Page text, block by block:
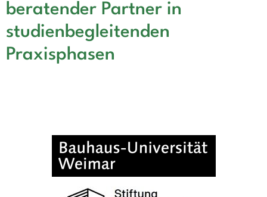
beratender Partner in
studienbegleitenden
Praxisphasen